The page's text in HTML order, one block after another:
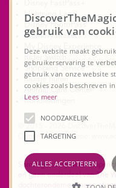
Lightning Lane
Memory Maker
Shopping Service
Kluisje huren
Animal Care Center
Rondleidingen
Ontwerp en realisatie:
Sommige onderdelen
en geen onderdeel van The
dochterondernemingen of
gebruik van
Deze website maakt
gebruikerservaring te
gebruik van onze website
cookies zoals beschreven
Lees meer
NOODZAKELIJK
TARGETING
ALLES ACCEPTEREN